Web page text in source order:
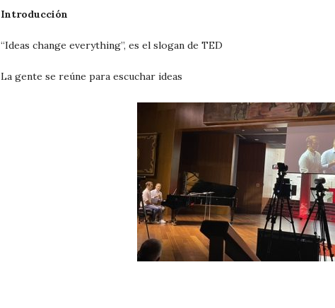
Introducción
“Ideas change everything”, es el slogan de TED
La gente se reúne para escuchar ideas